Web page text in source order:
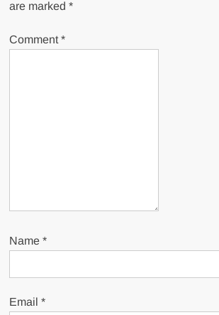
are marked*
Comment*
Name*
Email*